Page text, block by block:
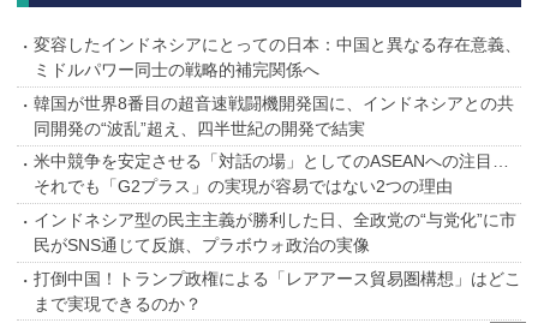
変容したインドネシアにとっての日本：中国と異なる存在意義、
ミドルパワー同士の戦略的補完関係へ
韓国が世界8番目の超音速戦闘機開発国に、インドネシアとの共
同開発の“波乱”超え、四半世紀の開発で結実
米中競争を安定させる「対話の場」としてのASEANへの注目…
それでも「G2プラス」の実現が容易ではない2つの理由
インドネシア型の民主主義が勝利した日、全政党の“与党化”に市
民がSNS通じて反旗、プラボウォ政治の実像
打倒中国！トランプ政権による「レアアース貿易圏構想」はどこ
まで実現できるのか？